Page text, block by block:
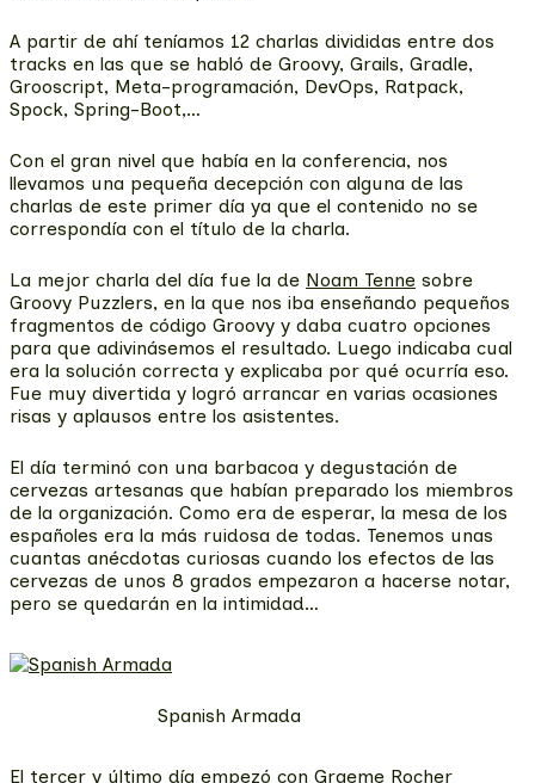
A partir de ahí teníamos 12 charlas divididas entre dos
tracks en las que se habló de Groovy, Grails, Gradle,
Grooscript, Meta-programación, DevOps, Ratpack,
Spock, Spring-Boot,…
Con el gran nivel que había en la conferencia, nos
llevamos una pequeña decepción con alguna de las
charlas de este primer día ya que el contenido no se
correspondía con el título de la charla.
La mejor charla del día fue la de Noam Tenne sobre
Groovy Puzzlers, en la que nos iba enseñando pequeños
fragmentos de código Groovy y daba cuatro opciones
para que adivinásemos el resultado. Luego indicaba cual
era la solución correcta y explicaba por qué ocurría eso.
Fue muy divertida y logró arrancar en varias ocasiones
risas y aplausos entre los asistentes.
El día terminó con una barbacoa y degustación de
cervezas artesanas que habían preparado los miembros
de la organización. Como era de esperar, la mesa de los
españoles era la más ruidosa de todas. Tenemos unas
cuantas anécdotas curiosas cuando los efectos de las
cervezas de unos 8 grados empezaron a hacerse notar,
pero se quedarán en la intimidad…
Spanish Armada
El tercer y último día empezó con Graeme Rocher